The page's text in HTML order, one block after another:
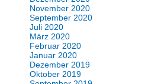
November 2020
September 2020
Juli 2020
März 2020
Februar 2020
Januar 2020
Dezember 2019
Oktober 2019